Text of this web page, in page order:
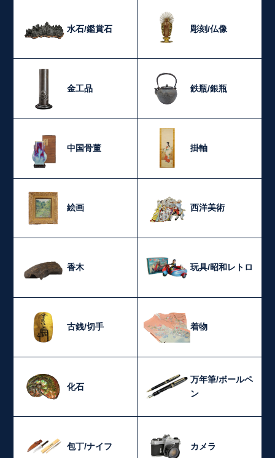
水石/鑑賞石 彫刻/仏像
金工品 鉄瓶/銀瓶
中国骨董 掛軸
絵画 西洋美術
香木 玩具/昭和レトロ
古銭/切手 着物
化石
万年筆/ボールペ
ン
包丁/ナイフ カメラ